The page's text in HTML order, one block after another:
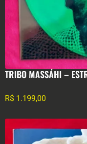
TRIBO MASSÁHI –
R$ 1.199,00